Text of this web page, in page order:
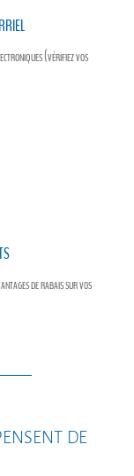
(vérifiez vos
de rabais sur vos
de